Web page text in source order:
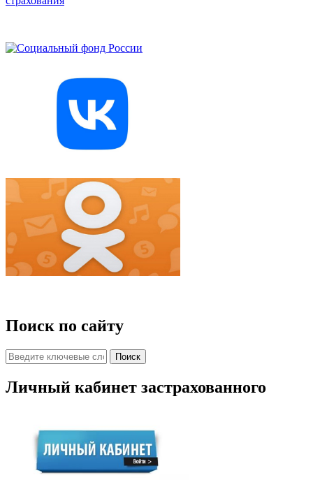
Поиск по сайту
Личный кабинет застрахованного